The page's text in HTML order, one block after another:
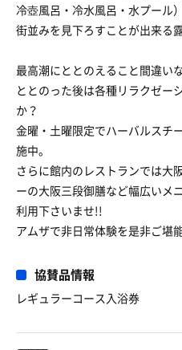
冷壺風呂・冷水風呂・水プール
街並みを見下ろすことが出来る
最高潮にととのえること間違い
ととのった後は各種リラクゼー
か？
金曜・土曜限定でハーバルスチ
施中。
さらに館内のレストランでは
ーの大阪三段御膳など幅広いメ
利用下さいませ!!
アムザで非日常体験を是非ご堪
協賛品情報
レギュラーコース入浴券